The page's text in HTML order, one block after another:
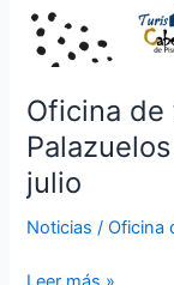
Oficina
julio
Noticias /Oficina